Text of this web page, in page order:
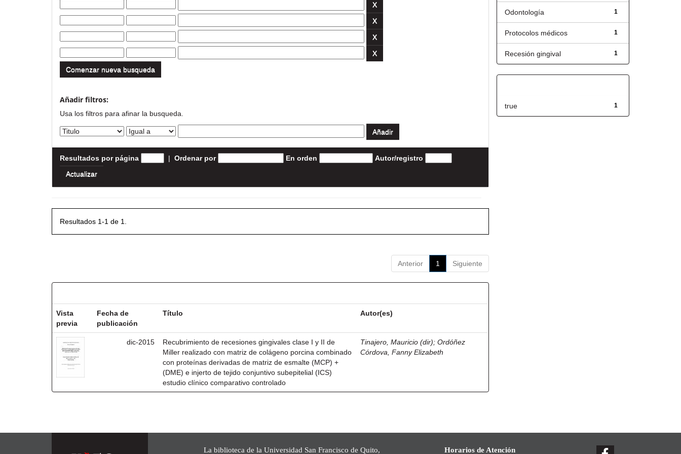
Comenzar nueva busqueda
Añadir filtros:
Usa los filtros para afinar la busqueda.
Resultados por página | Ordenar por En orden Autor/registro
Resultados 1-1 de 1.
Anterior 1 Siguiente
Vista
previa
Fecha de
publicación
Título Autor(es)
dic-2015
Recubrimiento de recesiones gingivales clase I y II de
Miller realizado con matriz de colágeno porcina combinado
con proteínas derivadas de matriz de esmalte (MCP) +
(DME) e injerto de tejido conjuntivo subepitelial (ICS)
estudio clínico comparativo controlado
Tinajero, Mauricio (dir);Ordóñez
Córdova, Fanny Elizabeth
1
Odontología
1
Protocolos médicos
1
Recesión gingival
1
true
La biblioteca de la Universidad San Francisco de Quito, Horarios de Atención